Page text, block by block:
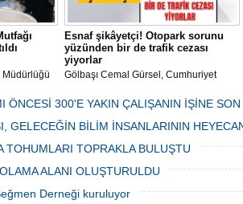
Müdürlüğü
devam
Esnaf şikâyetçi! Otopark sorunu
yüzünden bir de trafik cezası
yiyorlar
Gölbaşı Cemal Gürsel, Cumhuriyet
bulunan esnaf ve alışverişe gelen
vatandaşlar park cezaları yüzünden
canından bezdi.
ÖNCESİ 300'E YAKIN ÇALIŞANIN İŞİNE
GELECEĞİN BİLİM İNSANLARININ
TOHUMLARI TOPRAKLA BULUŞTU
ALANI OLUŞTURULDU
Derneği kuruluyor